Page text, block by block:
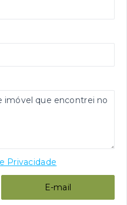
Privacidade
E-mail